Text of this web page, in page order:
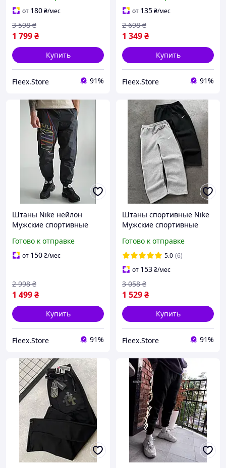
штаны Gallery Dept
Чорные штаны Гелери
депт
от 180₴/мес
1 799₴
3 598 ₴
Купить
Fleex.Store 91%
Oversize штаны Nike
Штаны Найки черные
от 135₴/мес
1 349₴
2 698 ₴
Купить
Fleex.Store 91%
Штаны Nike нейлон
Мужские спортивные
Брендовые штаны от
Найк Модные штаны Nike
Готово к отправке
от 150₴/мес
1 499₴
2 998 ₴
Купить
Fleex.Store 91%
Штаны спортивные Nike
Мужские спортивные
штаны Nike Модные
штаны на 2026год Штаны
Найки черные
Готово к отправке
5.0 (6)
от 153₴/мес
1 529₴
3 058 ₴
Купить
Fleex.Store 91%